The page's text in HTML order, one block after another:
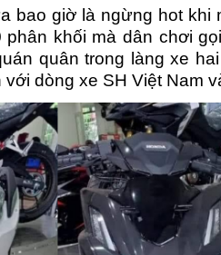
bao giờ là ngừng hot khi
khối mà dân chơi
quân trong làng xe
dòng xe SH Việt Nam